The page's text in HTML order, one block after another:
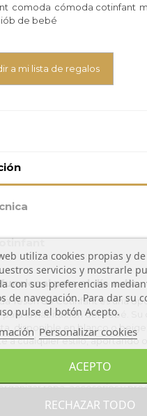
comoda cómoda cotinfant
de bebé
a mi lista de regalos
para el día a día
Tesori de Cotinfant es una
la habitación del bebé. Su
disponible en blanco o beige,
a cualquier estilo, aportando
3 amplios cajones con
ropa, accesorios y
forma cómoda y accesible.
utiliza cookies propias y
servicios y mostrarle
con sus preferencias
de navegación. Para dar su
pulse el botón Acepto.
Personalizar cookies
RECHAZAR TODO
ACEPTO